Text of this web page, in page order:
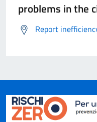
problems in the
Report